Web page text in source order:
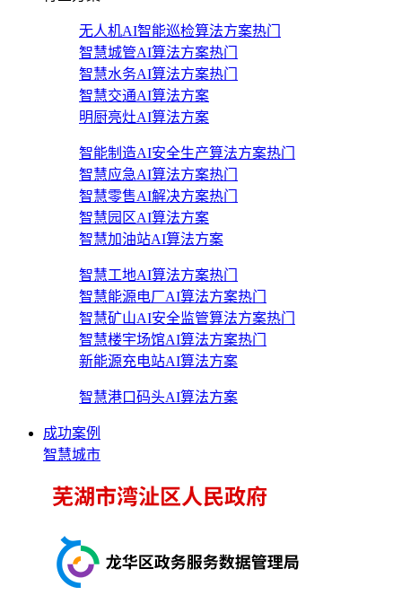
无人机AI智能巡检算法方案热门
智慧城管AI算法方案热门
智慧水务AI算法方案热门
智慧交通AI算法方案
明厨亮灶AI算法方案
智能制造AI安全生产算法方案热门
智慧应急AI算法方案热门
智慧零售AI解决方案热门
智慧园区AI算法方案
智慧加油站AI算法方案
智慧工地AI算法方案热门
智慧能源电厂AI算法方案热门
智慧矿山AI安全监管算法方案热门
智慧楼宇场馆AI算法方案热门
新能源充电站AI算法方案
智慧港口码头AI算法方案
成功案例
智慧城市